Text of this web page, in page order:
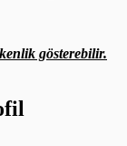
gösterebilir.